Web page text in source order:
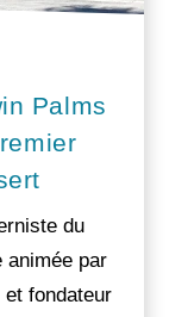
Palms
du
animée par
fondateur